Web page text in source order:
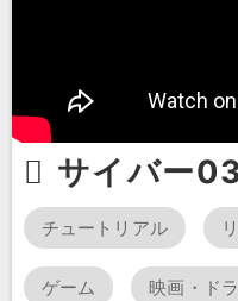
サイバー
チュートリアル
ゲーム 映画・ド